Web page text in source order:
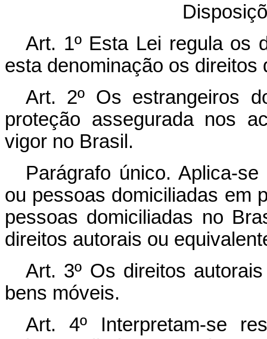
Art. 1º Esta Lei regula os
esta denominação os
Art. 2º Os estrangeiros
proteção assegurada nos
vigor no Brasil.
Parágrafo único. Aplica-
ou pessoas domiciliadas em
pessoas domiciliadas no
direitos autorais ou
Art. 3º Os direitos
bens móveis.
Art. 4º Interpretam-se